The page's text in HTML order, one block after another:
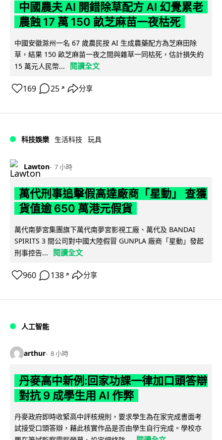
中國農夫 AI 開錯除草配方 AI 幻覺累老
農蝕 17 萬 150 畝芝麻苗一夜枯死
中國安徽滁州一名 67 歲農民按 AI 生成農藥配方為芝麻田除
草，結果 150 畝芝麻苗一夜之間與雜草一同枯死，估計損失約
15 萬元人民幣...
閱讀全文
169 25 ↗ 分享
科技娛樂 生活科技 玩具
Lawton 7 小時
萬代刑事追擊假高達廠商「星動」 查獲
貨值逾 650 萬港元假貨
萬代南夢宮集團旗下萬代南夢宮影視工廠、萬代及 BANDAI
SPIRITS 3 間公司對中國大陸假冒 GUNPLA 廠商「星動」發起
刑事控告...
閱讀全文
960 138 ↗ 分享
人工智能
arthur 8 小時
丹麥高中新例:回家功課一律加口頭答辯
對抗 9 成學生用 AI 作弊
丹麥政府即時收緊高中評核規則，要求學生為在家完成書面考
試接受口頭答辯，藉此核實作品是否由學生自行完成。學校亦